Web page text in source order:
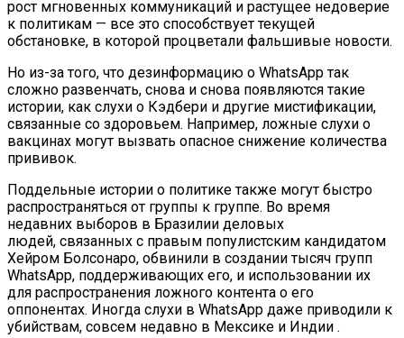
рост мгновенных коммуникаций и растущее недоверие
к политикам — все это способствует текущей
обстановке, в которой процветали фальшивые новости.
Но из-за того, что дезинформацию о WhatsApp так
сложно развенчать, снова и снова появляются такие
истории, как слухи о Кэдбери и другие мистификации,
связанные со здоровьем. Например, ложные слухи о
вакцинах могут вызвать опасное снижение количества
прививок.
Поддельные истории о политике также могут быстро
распространяться от группы к группе. Во время
недавних выборов в Бразилии деловых
людей, связанных с правым популистским кандидатом
Хейром Болсонаро, обвинили в создании тысяч групп
WhatsApp, поддерживающих его, и использовании их
для распространения ложного контента о его
оппонентах. Иногда слухи в WhatsApp даже приводили к
убийствам, совсем недавно в Мексике и Индии .